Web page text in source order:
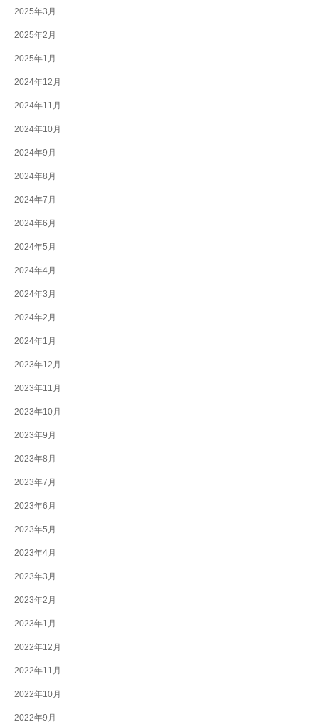
2025年3月
2025年2月
2025年1月
2024年12月
2024年11月
2024年10月
2024年9月
2024年8月
2024年7月
2024年6月
2024年5月
2024年4月
2024年3月
2024年2月
2024年1月
2023年12月
2023年11月
2023年10月
2023年9月
2023年8月
2023年7月
2023年6月
2023年5月
2023年4月
2023年3月
2023年2月
2023年1月
2022年12月
2022年11月
2022年10月
2022年9月